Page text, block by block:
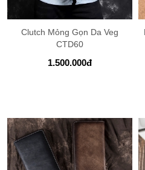
Clutch Mỏng Gọn Da Veg
CTD60
1.500.000đ